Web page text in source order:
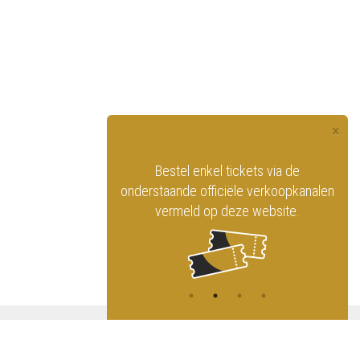
×
Bestel enkel tickets via de
onderstaande officiële verkoopkanalen
vermeld op deze website.